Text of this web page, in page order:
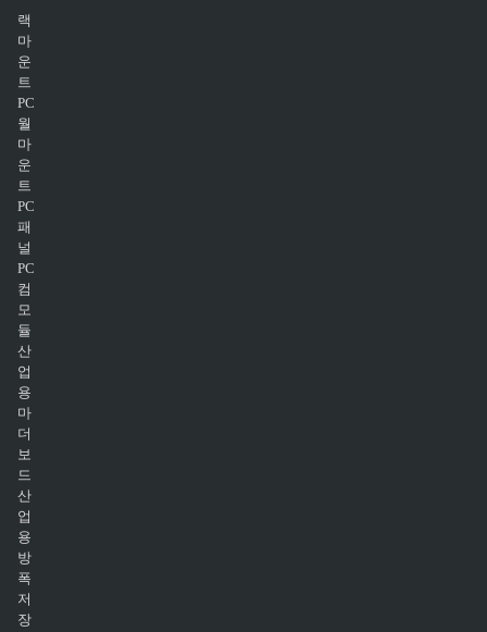
랙
마
운
트
PC
월
마
운
트
PC
패
널
PC
컴
모
듈
산
업
용
마
더
보
드
산
업
용
방
폭
저
장